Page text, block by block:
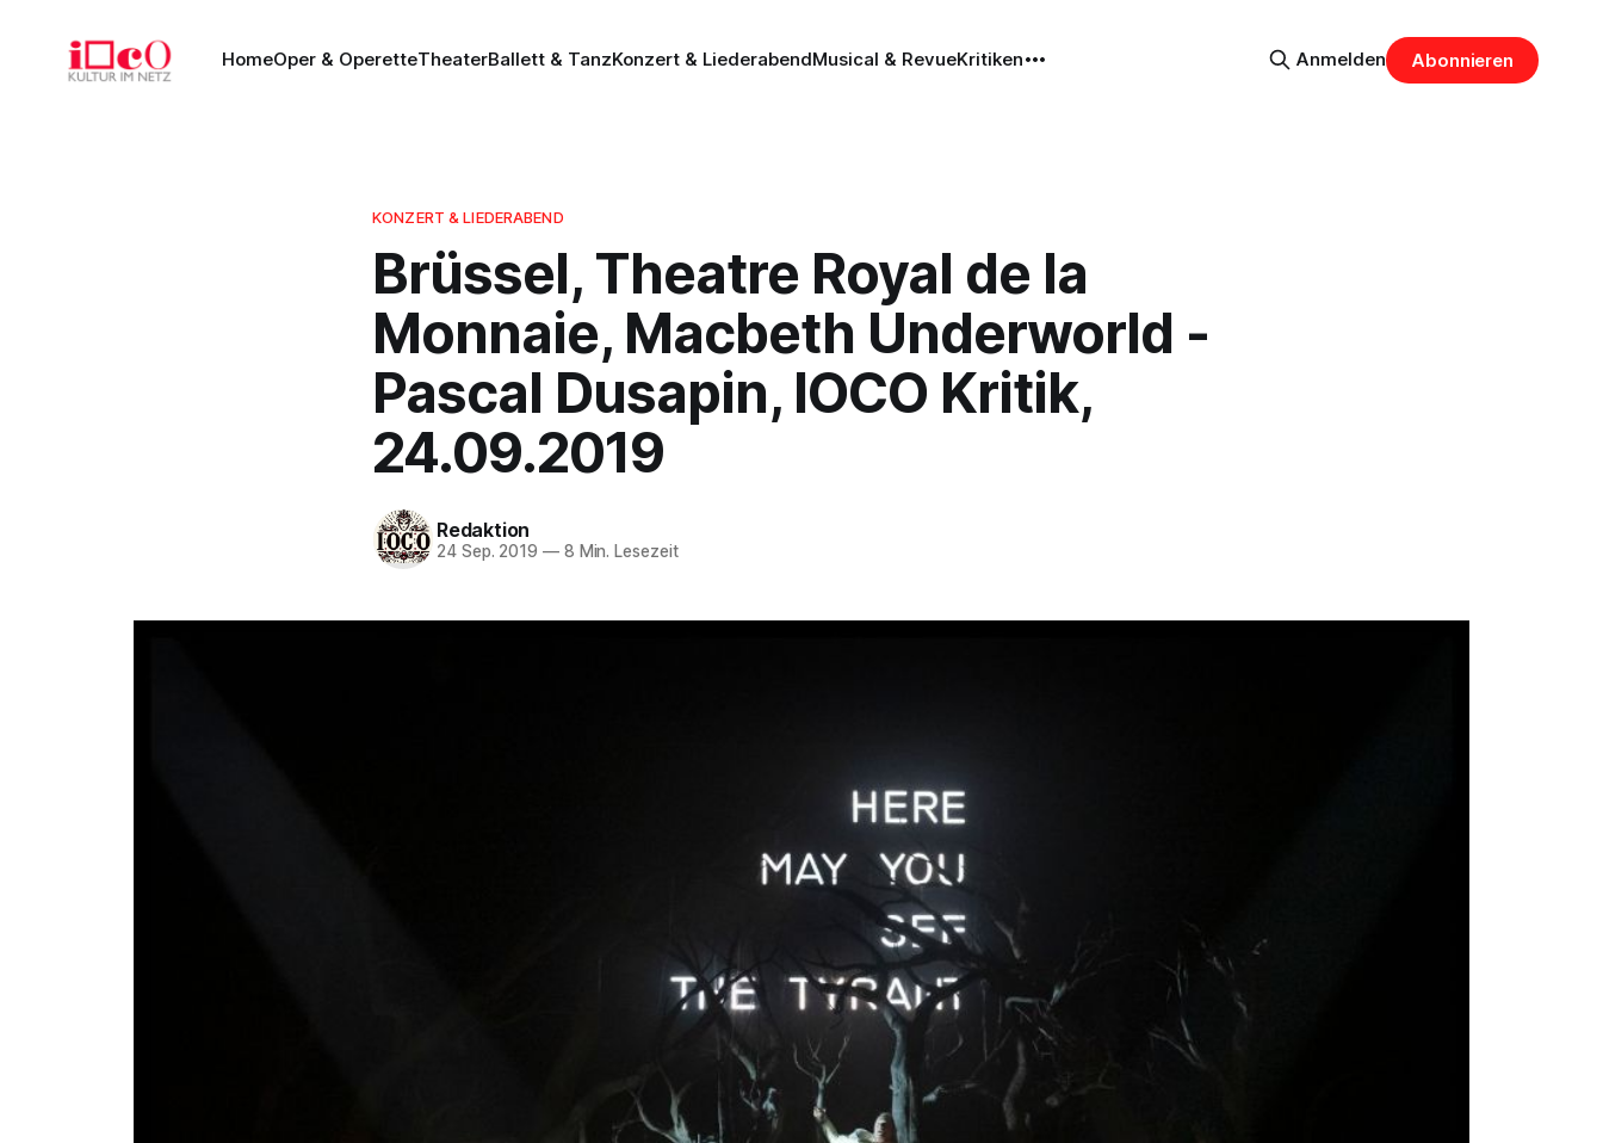
HomeOper & OperetteTheaterBallett & TanzKonzert & LiederabendMusical & RevueKritiken Anmelden Abonnieren
KONZERT & LIEDERABEND
Brüssel, Theatre Royal de la
Monnaie, Macbeth Underworld -
Pascal Dusapin, IOCO Kritik,
24.09.2019
Redaktion
24 Sep. 2019 —8 Min. Lesezeit